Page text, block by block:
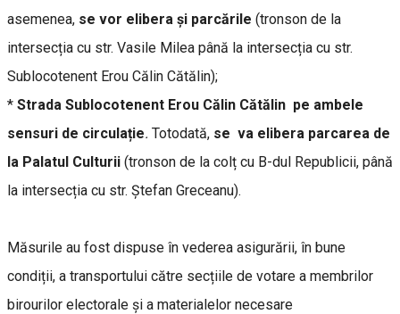
asemenea, se vor elibera și parcările (tronson de la
intersecția cu str. Vasile Milea până la intersecția cu str.
Sublocotenent Erou Călin Cătălin);
* Strada Sublocotenent Erou Călin Cătălin pe ambele
sensuri de circulație. Totodată, se va elibera parcarea de
la Palatul Culturii (tronson de la colț cu B-dul Republicii, până
la intersecția cu str. Ștefan Greceanu).
Măsurile au fost dispuse în vederea asigurării, în bune
condiții, a transportului către secțiile de votare a membrilor
birourilor electorale și a materialelor necesare